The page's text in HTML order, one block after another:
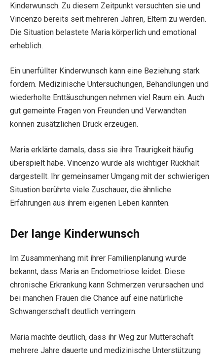
Kinderwunsch. Zu diesem Zeitpunkt versuchten sie und
Vincenzo bereits seit mehreren Jahren, Eltern zu werden.
Die Situation belastete Maria körperlich und emotional
erheblich.
Ein unerfüllter Kinderwunsch kann eine Beziehung stark
fordern. Medizinische Untersuchungen, Behandlungen und
wiederholte Enttäuschungen nehmen viel Raum ein. Auch
gut gemeinte Fragen von Freunden und Verwandten
können zusätzlichen Druck erzeugen.
Maria erklärte damals, dass sie ihre Traurigkeit häufig
überspielt habe. Vincenzo wurde als wichtiger Rückhalt
dargestellt. Ihr gemeinsamer Umgang mit der schwierigen
Situation berührte viele Zuschauer, die ähnliche
Erfahrungen aus ihrem eigenen Leben kannten.
Der lange Kinderwunsch
Im Zusammenhang mit ihrer Familienplanung wurde
bekannt, dass Maria an Endometriose leidet. Diese
chronische Erkrankung kann Schmerzen verursachen und
bei manchen Frauen die Chance auf eine natürliche
Schwangerschaft deutlich verringern.
Maria machte deutlich, dass ihr Weg zur Mutterschaft
mehrere Jahre dauerte und medizinische Unterstützung